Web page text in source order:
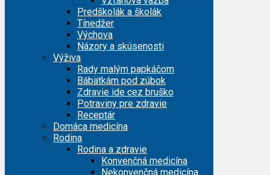
Predškolák a školák
Tínedžer
Výchova
Názory a skúsenosti
Výživa
Rady malým papkáčom
Bábätkám pod zúbok
Zdravie ide cez bruško
Potraviny pre zdravie
Receptár
Domáca medicína
Rodina
Rodina a zdravie
Konvenčná medicína
Nekonvenčná medicína